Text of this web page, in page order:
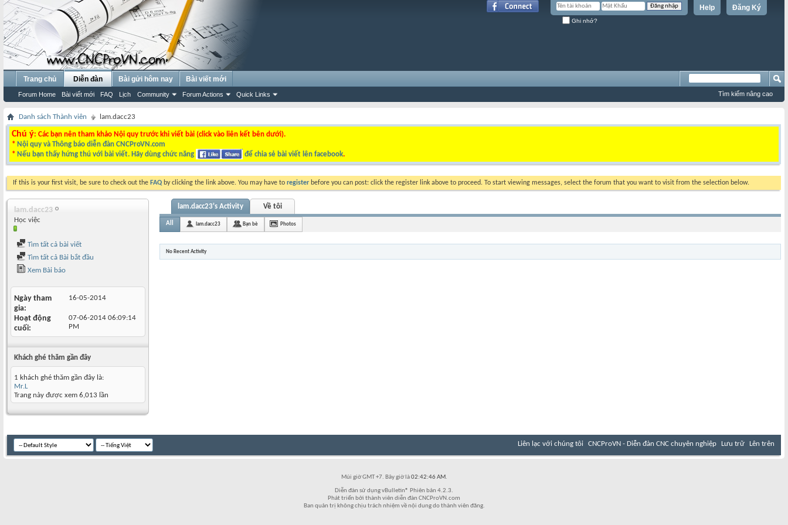
Đăng Ký
Help
Ghi nhớ?
Trang chủ Diễn đàn
Forum Home Bài viết mới FAQ Lịch Community Forum Actions Quick Links
Bài gửi hôm nay Bài viết mới
Tìm kiếm nâng cao
Danh sách Thành viên lam.dacc23
Chú ý: Các bạn nên tham khảo Nội quy trước khi viết bài (click vào liên kết bên dưới).
* Nội quy và Thông báo diễn đàn CNCProVN.com
* Nếu bạn thấy hứng thú với bài viết. Hãy dùng chức năng để chia sẻ bài viết lên facebook.
If this is your first visit, be sure to check out the FAQ by clicking the link above. You may have to register before you can post: click the register link above to proceed. To start viewing messages, select the forum that you want to visit from the selection below.
lam.dacc23
Học việc
Tìm tất cả bài viết
Tìm tất cả Bài bắt đầu
Xem Bài báo
Ngày tham
gia
16-05-2014
Hoạt động
cuối
07-06-2014 06:09:14
PM
Khách ghé thăm gần đây
1 khách ghé thăm gần đây là:
Mr.L
Trang này được xem 6,013 lần
lam.dacc23's Activity Về tôi
All lam.dacc23 Bạn bè Photos
No Recent Activity
Liên lạc với chúng tôi CNCProVN - Diễn đàn CNC chuyên nghiệp Lưu trữ Lên trên
Múi giờ GMT +7. Bây giờ là02:42:46 AM.
Diễn đàn sử dụng vBulletin® Phiên bản 4.2.3.
Phát triển bởi thành viên diễn đàn CNCProVN.com
Ban quản trị không chịu trách nhiệm về nội dung do thành viên đăng.